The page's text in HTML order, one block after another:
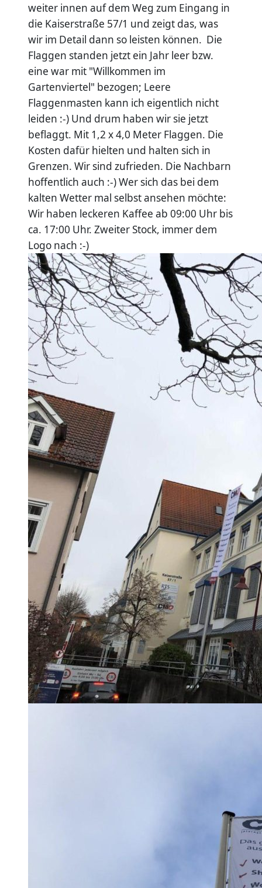
weiter innen auf dem Weg zum Eingang in
die Kaiserstraße 57/1 und zeigt das, was
wir im Detail dann so leisten können. Die
Flaggen standen jetzt ein Jahr leer bzw.
eine war mit "Willkommen im
Gartenviertel" bezogen; Leere
Flaggenmasten kann ich eigentlich nicht
leiden :-) Und drum haben wir sie jetzt
beflaggt. Mit 1,2 x 4,0 Meter Flaggen. Die
Kosten dafür hielten und halten sich in
Grenzen. Wir sind zufrieden. Die Nachbarn
hoffentlich auch :-) Wer sich das bei dem
kalten Wetter mal selbst ansehen möchte:
Wir haben leckeren Kaffee ab 09:00 Uhr bis
ca. 17:00 Uhr. Zweiter Stock, immer dem
Logo nach :-)